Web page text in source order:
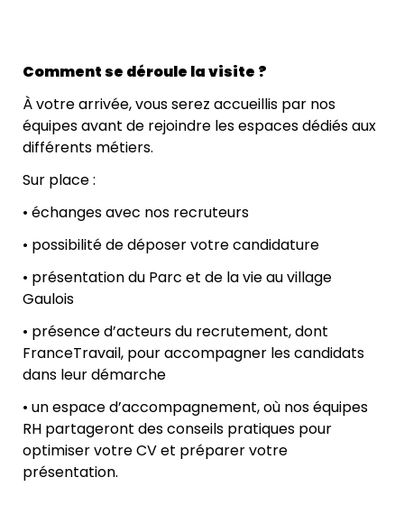
Comment se déroule la visite ?
À votre arrivée, vous serez accueillis par nos
équipes avant de rejoindre les espaces dédiés aux
différents métiers.
Sur place :
• échanges avec nos recruteurs
• possibilité de déposer votre candidature
• présentation du Parc et de la vie au village
Gaulois
• présence d’acteurs du recrutement, dont
FranceTravail, pour accompagner les candidats
dans leur démarche
• un espace d’accompagnement, où nos équipes
RH partageront des conseils pratiques pour
optimiser votre CV et préparer votre
présentation.